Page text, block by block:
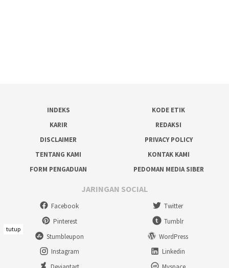
INDEKS
KODE ETIK
KARIR
REDAKSI
DISCLAIMER
PRIVACY POLICY
TENTANG KAMI
KONTAK KAMI
FORM PENGADUAN
PEDOMAN MEDIA SIBER
JARINGAN SOCIAL
Facebook
Twitter
Pinterest
Tumblr
Stumbleupon
WordPress
Instagram
Linkedin
tutup